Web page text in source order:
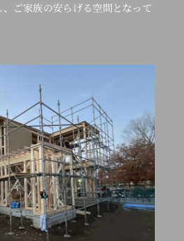
ご家族の安らげる空間となって